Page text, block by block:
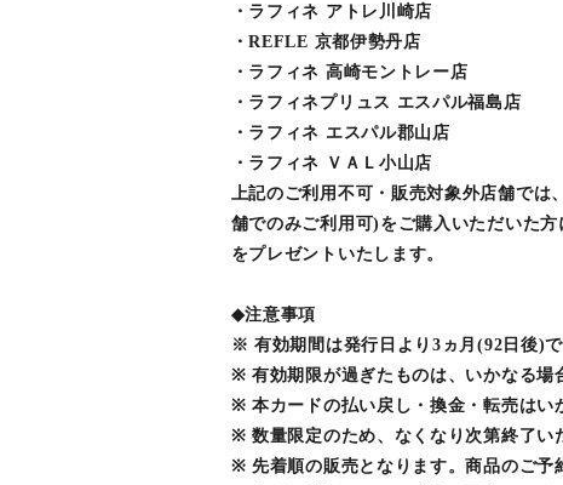
・ラフィネ アトレ川崎店
・REFLE 京都伊勢丹店
・ラフィネ 高崎モントレー店
・ラフィネプリュス エスパル福島店
・ラフィネ エスパル郡山店
・ラフィネ ＶＡＬ小山店
上記のご利用不可・販売対象外店舗で
舗でのみご利用可)をご購入いただいた
をプレゼントいたします。
◆注意事項
※ 有効期間は発行日より3ヵ月(92日後)で
※ 有効期限が過ぎたものは、いかなる場
※ 本カードの払い戻し・換金・転売はい
※ 数量限定のため、なくなり次第終了い
※ 先着順の販売となります。商品のご予